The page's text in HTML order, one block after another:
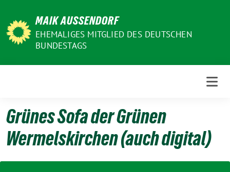
zum
Inhalt
MAIK AUSSENDORF
EHEMALIGES MITGLIED DES DEUTSCHEN
BUNDESTAGS
Grünes Sofa der Grünen
Wermelskirchen (auch digital)